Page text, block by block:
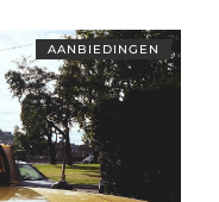
AANBIEDINGEN